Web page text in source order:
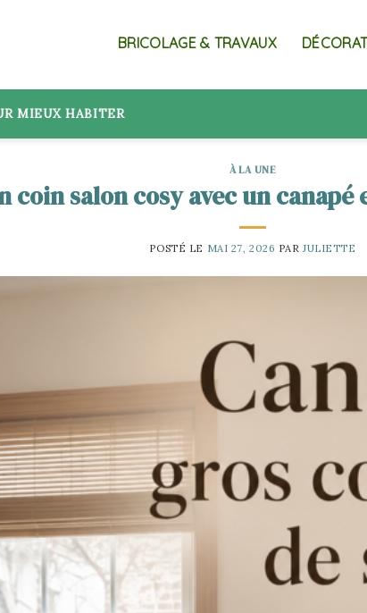
BRICOLAGE & TRAVAUX
MIEUX HABITER
À LA UNE
coin salon cosy avec un canapé
POSTÉ LE MAI 27, 2026 PARJULIETTE